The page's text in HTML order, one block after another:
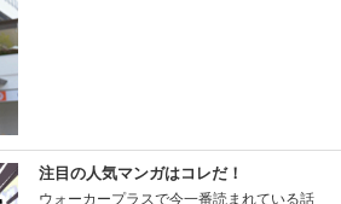
注目の人気マンガはコレだ！
ウォーカープラスで今一番読まれている話